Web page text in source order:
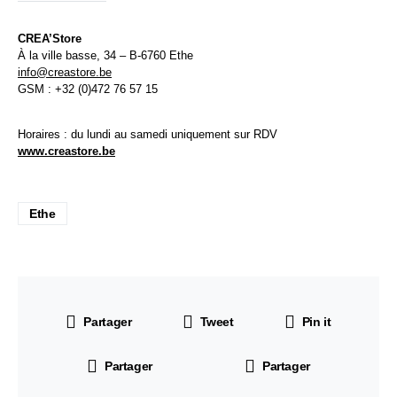
CREA’Store
À la ville basse, 34 – B-6760 Ethe
info@creastore.be
GSM : +32 (0)472 76 57 15
Horaires : du lundi au samedi uniquement sur RDV
www.creastore.be
Ethe
Partager Tweet Pin it
Partager Partager